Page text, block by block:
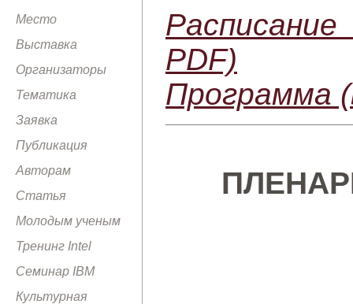
Место
Выставка
Организаторы
Тематика
Заявка
Публикация
Авторам
Статья
Молодым ученым
Тренинг Intel
Семинар IBM
Культурная
PDF)
Программа